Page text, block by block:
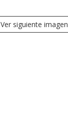
Ver siguiente imagen